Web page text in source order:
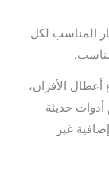
المناسب لكل
الأفران،
أدوات حديثة
غير